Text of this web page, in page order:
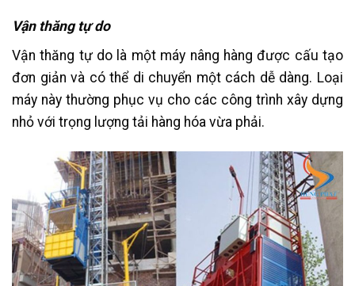
Vận thăng tự do
Vận thăng tự do là một máy nâng hàng được cấu tạo
đơn giản và có thể di chuyển một cách dễ dàng. Loại
máy này thường phục vụ cho các công trình xây dựng
nhỏ với trọng lượng tải hàng hóa vừa phải.